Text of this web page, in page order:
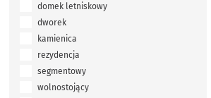
domek letniskowy
dworek
kamienica
rezydencja
segmentowy
wolnostojący